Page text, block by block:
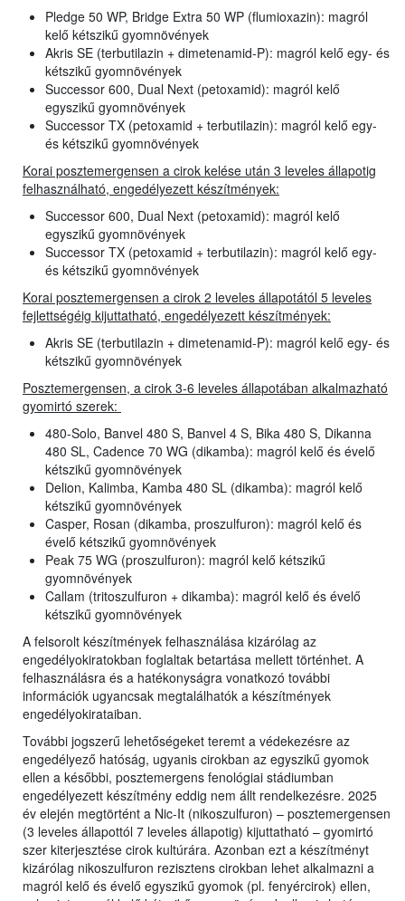
Pledge 50 WP, Bridge Extra 50 WP (flumioxazin): magról
kelő kétszikű gyomnövények
Akris SE (terbutilazin + dimetenamid-P): magról kelő egy- és
kétszikű gyomnövények
Successor 600, Dual Next (petoxamid): magról kelő
egyszikű gyomnövények
Successor TX (petoxamid + terbutilazin): magról kelő egy-
és kétszikű gyomnövények
Korai posztemergensen a cirok kelése után 3 leveles állapotig
felhasználható, engedélyezett készítmények:
Successor 600, Dual Next (petoxamid): magról kelő
egyszikű gyomnövények
Successor TX (petoxamid + terbutilazin): magról kelő egy-
és kétszikű gyomnövények
Korai posztemergensen a cirok 2 leveles állapotától 5 leveles
fejlettségéig kijuttatható, engedélyezett készítmények:
Akris SE (terbutilazin + dimetenamid-P): magról kelő egy- és
kétszikű gyomnövények
Posztemergensen, a cirok 3-6 leveles állapotában alkalmazható
gyomirtó szerek:
480-Solo, Banvel 480 S, Banvel 4 S, Bika 480 S, Dikanna
480 SL, Cadence 70 WG (dikamba): magról kelő és évelő
kétszikű gyomnövények
Delion, Kalimba, Kamba 480 SL (dikamba): magról kelő
kétszikű gyomnövények
Casper, Rosan (dikamba, proszulfuron): magról kelő és
évelő kétszikű gyomnövények
Peak 75 WG (proszulfuron): magról kelő kétszikű
gyomnövények
Callam (tritoszulfuron + dikamba): magról kelő és évelő
kétszikű gyomnövények
A felsorolt készítmények felhasználása kizárólag az
engedélyokiratokban foglaltak betartása mellett történhet. A
felhasználásra és a hatékonyságra vonatkozó további
információk ugyancsak megtalálhatók a készítmények
engedélyokirataiban.
További jogszerű lehetőségeket teremt a védekezésre az
engedélyező hatóság, ugyanis cirokban az egyszikű gyomok
ellen a későbbi, posztemergens fenológiai stádiumban
engedélyezett készítmény eddig nem állt rendelkezésre. 2025
év elején megtörtént a Nic-It (nikoszulfuron) – posztemergensen
(3 leveles állapottól 7 leveles állapotig) kijuttatható – gyomirtó
szer kiterjesztése cirok kultúrára. Azonban ezt a készítményt
kizárólag nikoszulfuron rezisztens cirokban lehet alkalmazni a
magról kelő és évelő egyszikű gyomok (pl. fenyércirok) ellen,